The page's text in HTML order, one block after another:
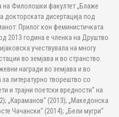
на Филолошки факултет „Блаже
докторската дисертација под
Прилог кон феминистичката
2013 година е членка на Друштво
учествувала на многу
во земјава и во странство.
награди во земјава и во
за литературно творештво со
и трајни поетски вредности“ на
„Караманов“ (2013); „Македонска
Чачански“ (2014); „Бели мугри“